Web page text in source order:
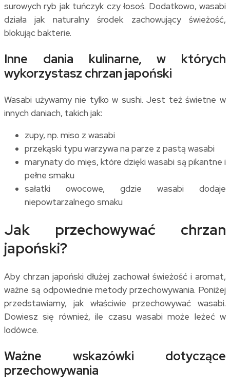
surowych ryb jak tuńczyk czy łosoś. Dodatkowo, wasabi
działa jak naturalny środek zachowujący świeżość,
blokując bakterie.
Inne dania kulinarne, w których
wykorzystasz chrzan japoński
Wasabi używamy nie tylko w sushi. Jest też świetne w
innych daniach, takich jak:
zupy, np. miso z wasabi
przekąski typu warzywa na parze z pastą wasabi
marynaty do mięs, które dzięki wasabi są pikantne i
pełne smaku
sałatki owocowe, gdzie wasabi dodaje
niepowtarzalnego smaku
Jak przechowywać chrzan
japoński?
Aby chrzan japoński dłużej zachował świeżość i aromat,
ważne są odpowiednie metody przechowywania. Poniżej
przedstawiamy, jak właściwie przechowywać wasabi.
Dowiesz się również, ile czasu wasabi może leżeć w
lodówce.
Ważne wskazówki dotyczące
przechowywania